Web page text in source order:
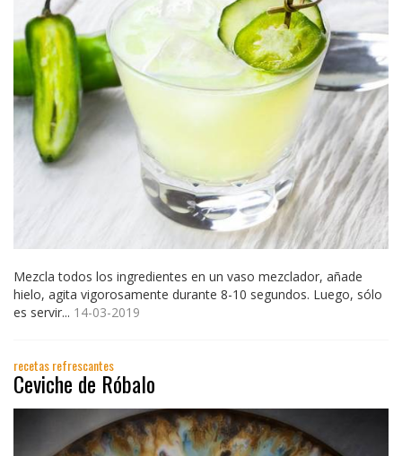
Mezcla todos los ingredientes en un vaso mezclador, añade
hielo, agita vigorosamente durante 8-10 segundos. Luego, sólo
es servir... 14-03-2019
recetas refrescantes
Ceviche de Róbalo